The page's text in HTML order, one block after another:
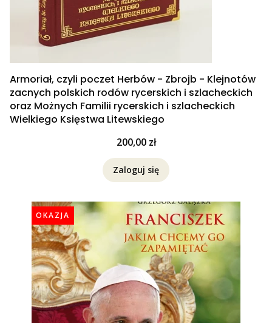
Armoriał, czyli poczet Herbów - Zbrojb - Klejnotów
zacnych polskich rodów rycerskich i szlacheckich
oraz Możnych Familii rycerskich i szlacheckich
Wielkiego Księstwa Litewskiego
Cena
200,00 zł
Zaloguj się
OKAZJA